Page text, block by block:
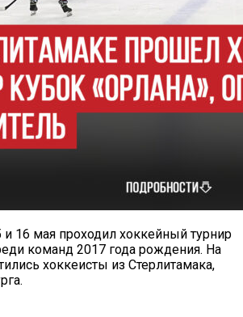
и 16 мая проходил хоккейный турнир
команд 2017 года рождения. На
хоккеисты из Стерлитамака,